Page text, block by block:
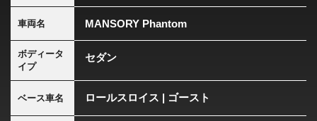
車両名 MANSORY Phantom
ボディータ
イプ
セダン
ベース車名 ロールスロイス | ゴースト